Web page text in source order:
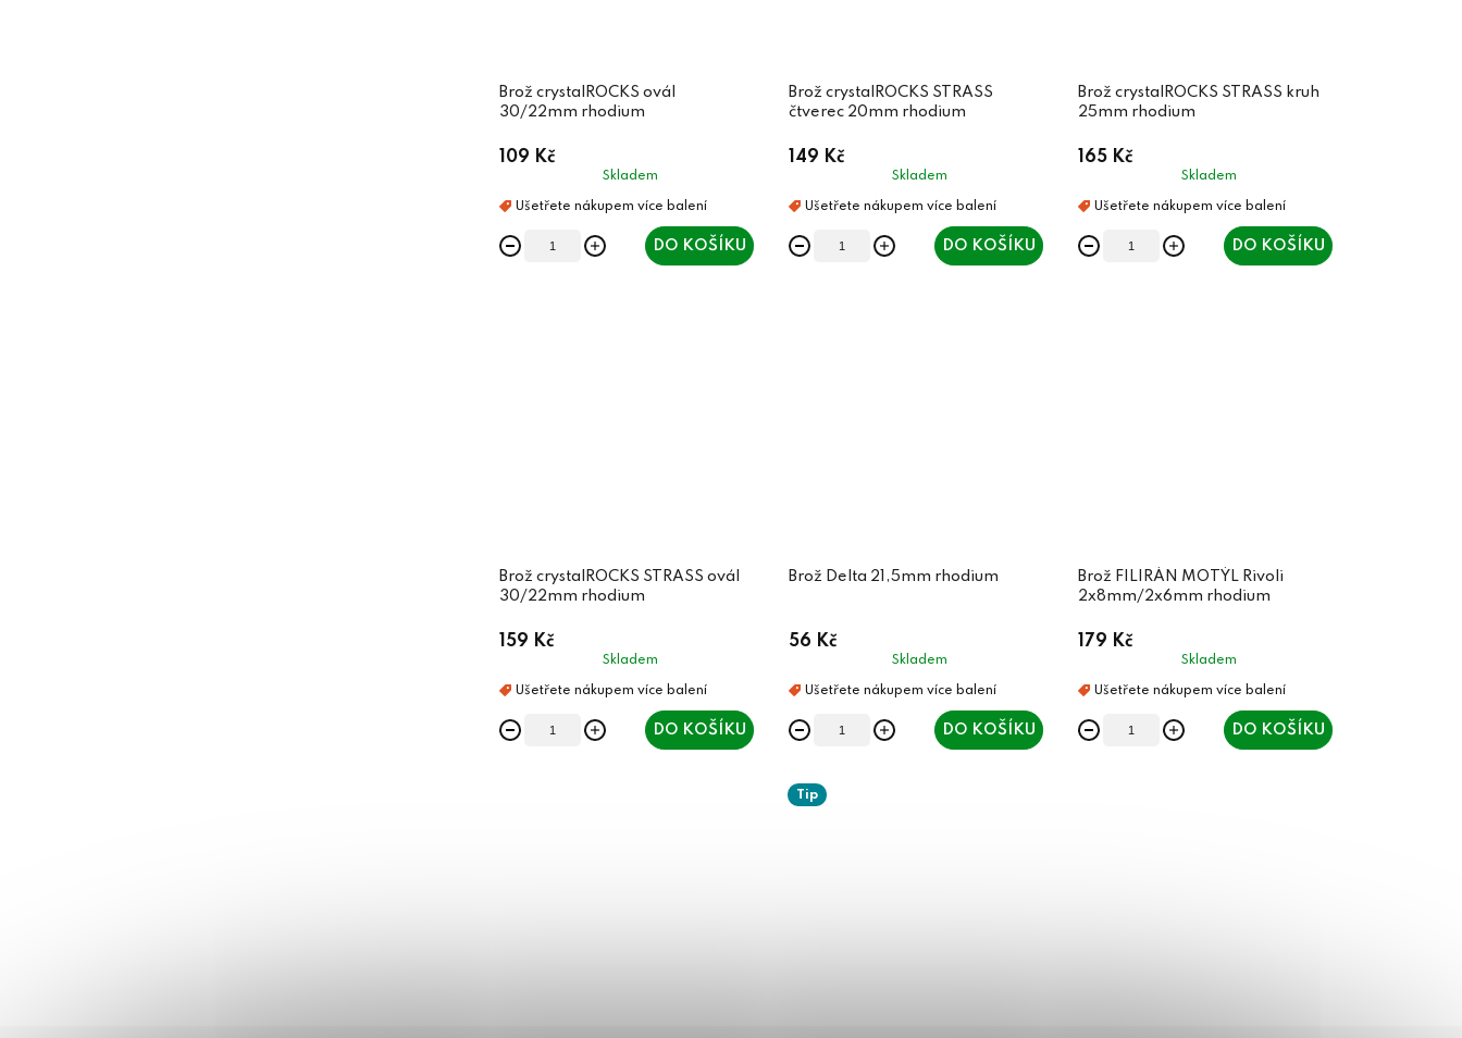
Brož crystalROCKS ovál
30/22mm rhodium
109 Kč
Skladem
DO KOŠÍKU
Brož crystalROCKS STRASS
čtverec 20mm rhodium
149 Kč
Skladem
DO KOŠÍKU
Brož crystalROCKS STRASS kruh
25mm rhodium
165 Kč
Skladem
DO KOŠÍKU
Brož crystalROCKS STRASS ovál
30/22mm rhodium
159 Kč
Skladem
DO KOŠÍKU
Brož Delta 21,5mm rhodium
56 Kč
Skladem
DO KOŠÍKU
Brož FILIRÁN MOTÝL Rivoli
2x8mm/2x6mm rhodium
179 Kč
Skladem
DO KOŠÍKU
Tip